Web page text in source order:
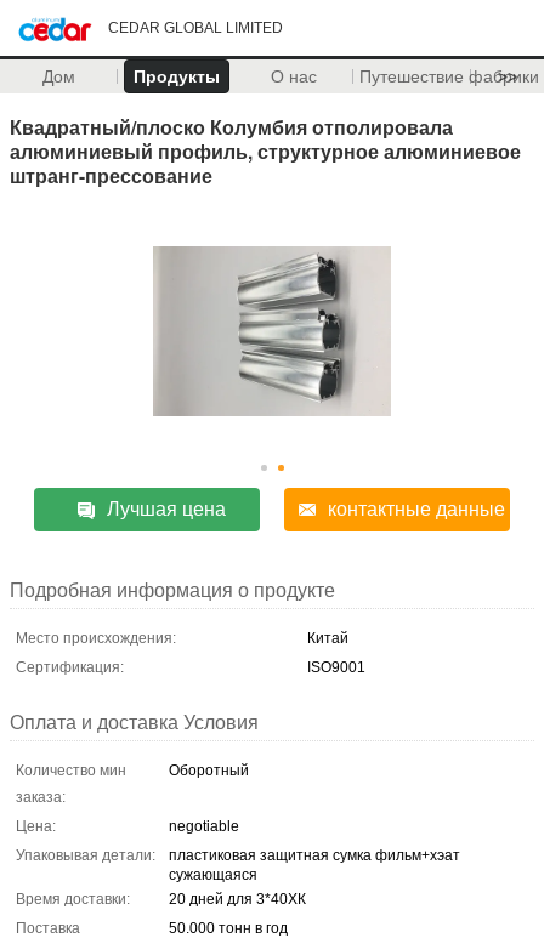
CEDAR GLOBAL LIMITED
Дом Продукты О нас Путешествие фабрики
>>
Квадратный/плоско Колумбия отполировала
алюминиевый профиль, структурное алюминиевое
штранг-прессование
Лучшая цена контактные данные
Подробная информация о продукте
Место происхождения:
Китай
Сертификация:
ISO9001
Оплата и доставка Условия
Количество мин
заказа:
Оборотный
Цена:
negotiable
Упаковывая детали:
пластиковая защитная сумка фильм+хэат
сужающаяся
Время доставки:
20 дней для 3*40ХК
Поставка
50.000 тонн в год